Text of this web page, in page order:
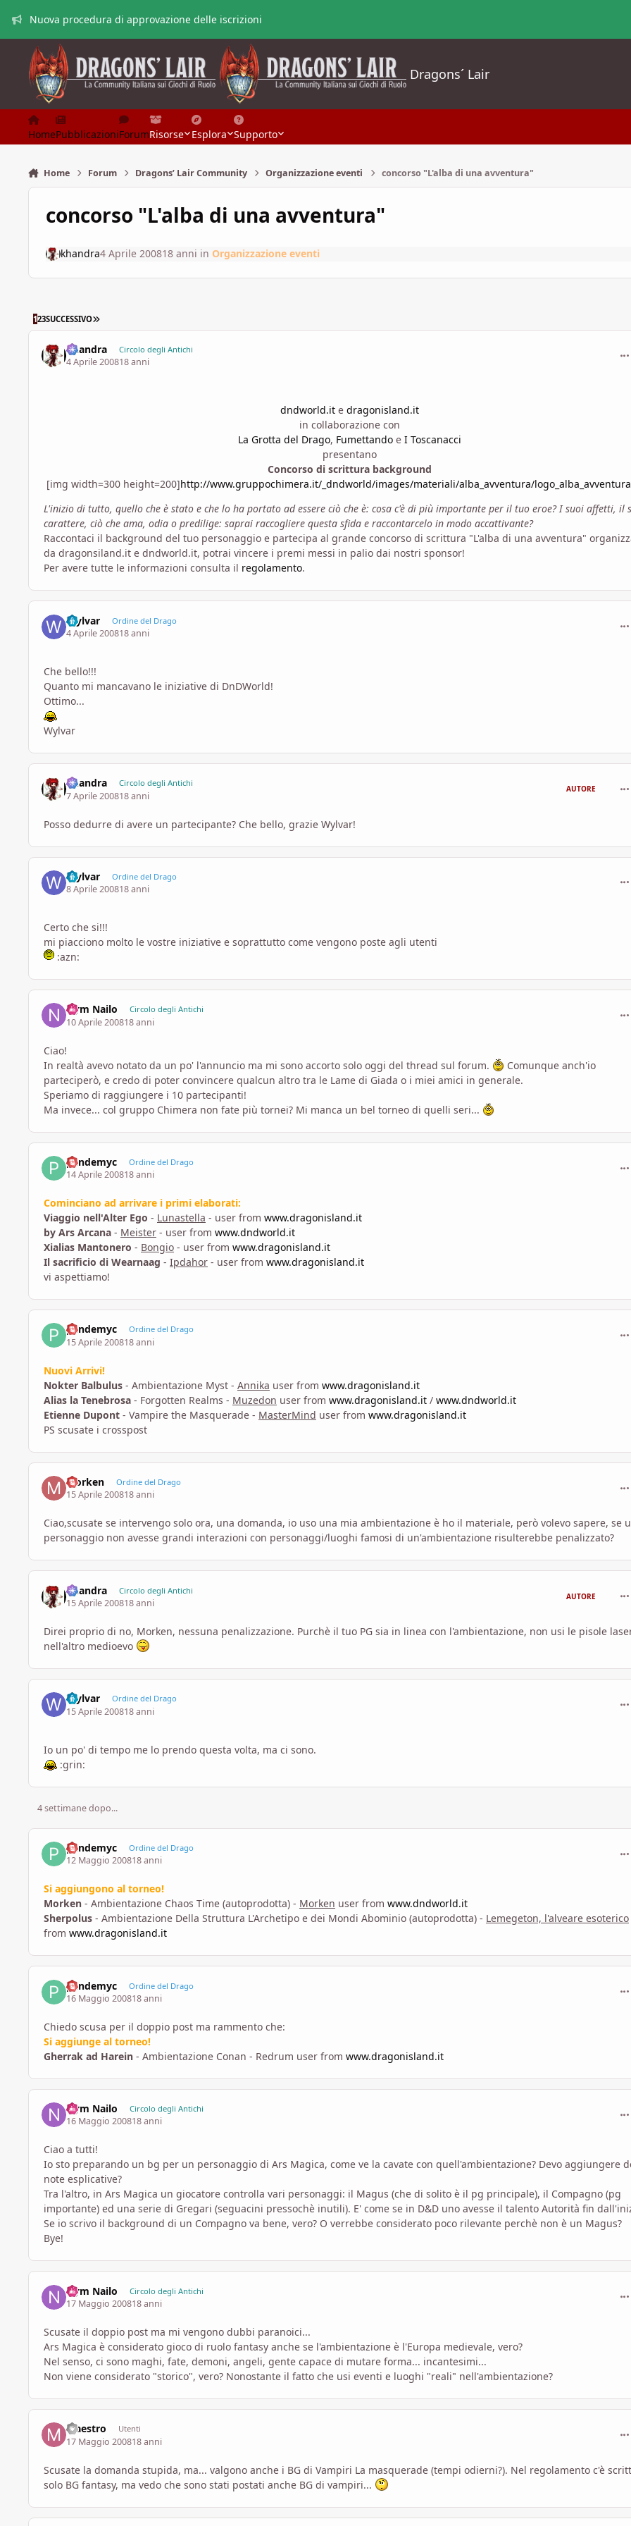
Nuova procedura di approvazione delle iscrizioni
Dragons´ Lair
HomePubblicazioniForumRisorse Esplora Supporto
Home Forum Dragons’ Lair Community Organizzazione eventi concorso "L'alba di una avventura"
concorso "L'alba di una avventura"
khandra4 Aprile 200818 anni in Organizzazione eventi
123SUCCESSIVO ULTIMA PAGINA
khandra Circolo degli Antichi
4 Aprile 200818 anni
dndworld.it edragonisland.it
in collaborazione con
La Grotta del Drago, Fumettando eI Toscanacci
presentano
Concorso di scrittura background
[img width=300 height=200]http://www.gruppochimera.it/_dndworld/images/materiali/alba_avventura/
L'inizio di tutto, quello che è stato e che lo ha portato ad essere ciò che è: cosa c'è di più importante per il tuo eroe? I suoi affetti, il
carattere, ciò che ama, odia o predilige: saprai raccogliere questa sfida e raccontarcelo in modo accattivante?
Raccontaci il background del tuo personaggio e partecipa al grande concorso di scrittura "L'alba di una avventura"
da dragonsiland.it e dndworld.it, potrai vincere i premi messi in palio dai nostri sponsor!
Per avere tutte le informazioni consulta il regolamento.
Wylvar Ordine del Drago
4 Aprile 200818 anni
Che bello!!!
Quanto mi mancavano le iniziative di DnDWorld!
Ottimo...
Wylvar
khandra Circolo degli Antichi
7 Aprile 200818 anni
AUTORE
Posso dedurre di avere un partecipante? Che bello, grazie Wylvar!
Wylvar Ordine del Drago
8 Aprile 200818 anni
Certo che si!!!
mi piacciono molto le vostre iniziative e soprattutto come vengono poste agli utenti
:azn:
Nym Nailo Circolo degli Antichi
10 Aprile 200818 anni
Ciao!
In realtà avevo notato da un po' l'annuncio ma mi sono accorto solo oggi del thread sul forum.
Comunque anch'io
parteciperò, e credo di poter convincere qualcun altro tra le Lame di Giada o i miei amici in generale.
Speriamo di raggiungere i 10 partecipanti!
Ma invece... col gruppo Chimera non fate più tornei? Mi manca un bel torneo di quelli seri...
pandemyc Ordine del Drago
14 Aprile 200818 anni
Cominciano ad arrivare i primi elaborati:
Viaggio nell'Alter Ego - Lunastella - user from www.dragonisland.it
by Ars Arcana - Meister - user from www.dndworld.it
Xialias Mantonero - Bongio - user from www.dragonisland.it
Il sacrificio di Wearnaag - Ipdahor - user from www.dragonisland.it
vi aspettiamo!
pandemyc Ordine del Drago
15 Aprile 200818 anni
Nuovi Arrivi!
Nokter Balbulus - Ambientazione Myst - Annika user from www.dragonisland.it
Alias la Tenebrosa - Forgotten Realms - Muzedon user from www.dragonisland.it / www.dndworld.it
Etienne Dupont - Vampire the Masquerade - MasterMind user from www.dragonisland.it
PS scusate i crosspost
Morken Ordine del Drago
15 Aprile 200818 anni
Ciao,scusate se intervengo solo ora, una domanda, io uso una mia ambientazione è ho il materiale, però volevo sapere, se
personaggio non avesse grandi interazioni con personaggi/luoghi famosi di un'ambientazione risulterebbe penalizzato?
khandra Circolo degli Antichi
15 Aprile 200818 anni
AUTORE
Direi proprio di no, Morken, nessuna penalizzazione. Purchè il tuo PG sia in linea con l'ambientazione, non usi le pisole
nell'altro medioevo
Wylvar Ordine del Drago
15 Aprile 200818 anni
Io un po' di tempo me lo prendo questa volta, ma ci sono.
:grin:
4 settimane dopo...
pandemyc Ordine del Drago
12 Maggio 200818 anni
Si aggiungono al torneo!
Morken - Ambientazione Chaos Time (autoprodotta) - Morken user from www.dndworld.it
Sherpolus - Ambientazione Della Struttura L'Archetipo e dei Mondi Abominio (autoprodotta) - Lemegeton, l'alveare esoterico
from www.dragonisland.it
pandemyc Ordine del Drago
16 Maggio 200818 anni
Chiedo scusa per il doppio post ma rammento che:
Si aggiunge al torneo!
Gherrak ad Harein - Ambientazione Conan - Redrum user from www.dragonisland.it
Nym Nailo Circolo degli Antichi
16 Maggio 200818 anni
Ciao a tutti!
Io sto preparando un bg per un personaggio di Ars Magica, come ve la cavate con quell'ambientazione? Devo aggiungere
note esplicative?
Tra l'altro, in Ars Magica un giocatore controlla vari personaggi: il Magus (che di solito è il pg principale), il Compagno (pg
importante) ed una serie di Gregari (seguacini pressochè inutili). E' come se in D&D uno avesse il talento Autorità fin
Se io scrivo il background di un Compagno va bene, vero? O verrebbe considerato poco rilevante perchè non è un Magus?
Bye!
Nym Nailo Circolo degli Antichi
17 Maggio 200818 anni
Scusate il doppio post ma mi vengono dubbi paranoici...
Ars Magica è considerato gioco di ruolo fantasy anche se l'ambientazione è l'Europa medievale, vero?
Nel senso, ci sono maghi, fate, demoni, angeli, gente capace di mutare forma... incantesimi...
Non viene considerato "storico", vero? Nonostante il fatto che usi eventi e luoghi "reali" nell'ambientazione?
Maestro Utenti
17 Maggio 200818 anni
Scusate la domanda stupida, ma... valgono anche i BG di Vampiri La masquerade (tempi odierni?). Nel regolamento c'è
solo BG fantasy, ma vedo che sono stati postati anche BG di vampiri...